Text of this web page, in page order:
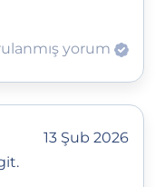
yorum
13 Şub 2026